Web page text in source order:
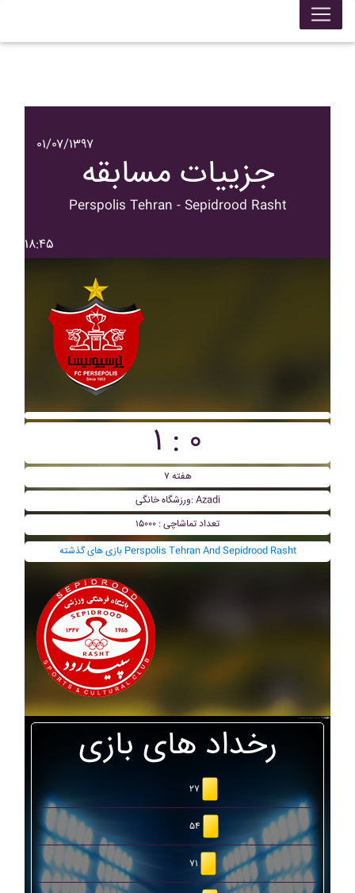
۰۱/۰۷/۱۳۹۷
جزییات مسابقه
Perspolis Tehran - Sepidrood Rasht
۱۸:۴۵
۱ : ۰
هفته ۷
ورزشگاه خانگی: Azadi
تعداد تماشاچی : ۱۵۰۰۰
بازی های گذشته Perspolis Tehran And Sepidrood Rasht
رخداد های بازی
۲۷
۵۴
۷۱